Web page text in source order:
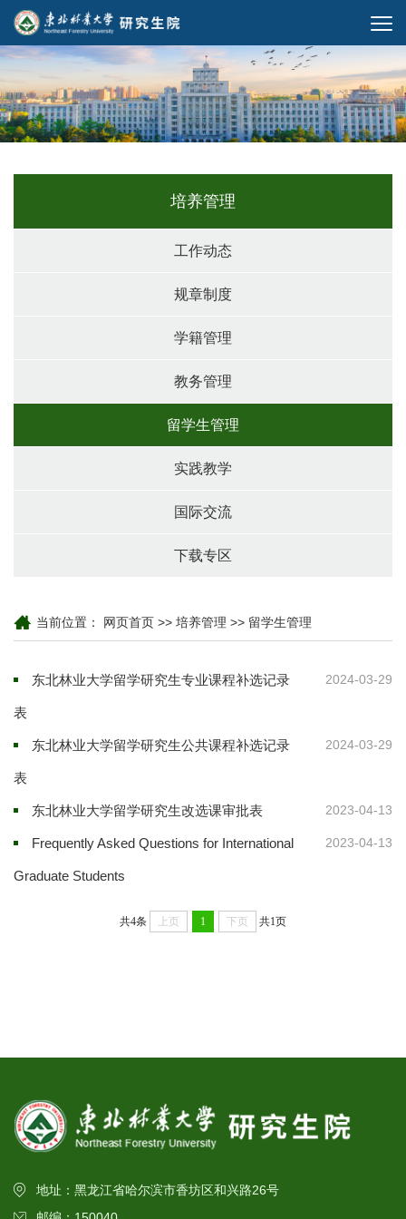
培养管理
工作动态
规章制度
学籍管理
教务管理
留学生管理
实践教学
国际交流
下载专区
当前位置： 网页首页 >> 培养管理 >> 留学生管理
东北林业大学留学研究生专业课程补选记录
表
2024-03-29
东北林业大学留学研究生公共课程补选记录
表
2024-03-29
东北林业大学留学研究生改选课审批表 2023-04-13
Frequently Asked Questions for International
Graduate Students
2023-04-13
共4条 上页 1 下页 共1页
地址：黑龙江省哈尔滨市香坊区和兴路26号